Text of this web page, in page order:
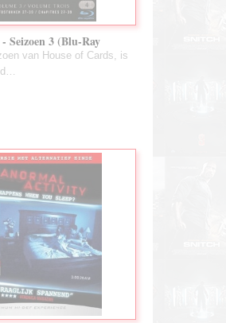
Seizoen 3 (Blu-Ray
van House of Cards, is